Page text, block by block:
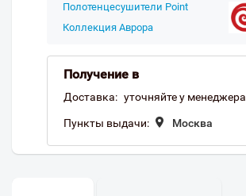
Полотенцесушители Point
Коллекция Аврора
Получение в
Доставка: уточняйте у менеджера
Пункты выдачи: Москва